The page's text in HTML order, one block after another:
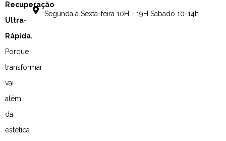
Recuperação
Ultra-
Rápida.
Porque
transformar
vai
além
da
estética
Segunda a Sexta-feira 10H - 19H Sabado 10-14h